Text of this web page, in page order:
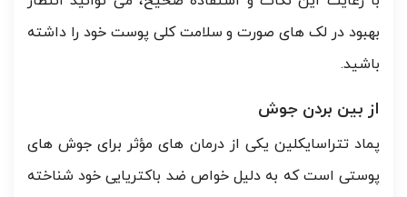
بهبود در لک های صورت و سلامت کلی پوست خود را داشته
باشید.
از بین بردن جوش
پماد تتراسایکلین یکی از درمان های مؤثر برای جوش های
پوستی است که به دلیل خواص ضد باکتریایی خود شناخته